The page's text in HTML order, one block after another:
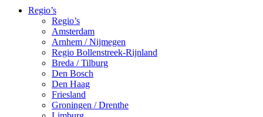
Regio’s
Regio’s
Amsterdam
Arnhem / Nijmegen
Regio Bollenstreek-Rijnland
Breda / Tilburg
Den Bosch
Den Haag
Friesland
Groningen / Drenthe